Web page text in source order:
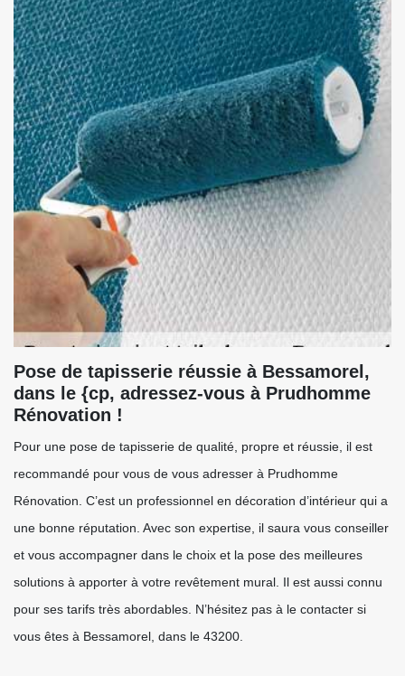
Pose de tapisserie réussie à Bessamorel,
dans le {cp, adressez-vous à Prudhomme
Rénovation !
Pour une pose de tapisserie de qualité, propre et réussie, il est
recommandé pour vous de vous adresser à Prudhomme
Rénovation. C’est un professionnel en décoration d’intérieur qui a
une bonne réputation. Avec son expertise, il saura vous conseiller
et vous accompagner dans le choix et la pose des meilleures
solutions à apporter à votre revêtement mural. Il est aussi connu
pour ses tarifs très abordables. N’hésitez pas à le contacter si
vous êtes à Bessamorel, dans le 43200.